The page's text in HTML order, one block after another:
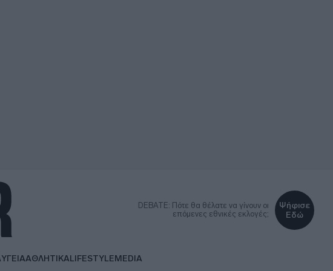
DEBATE: Πότε θα θέλατε να γίνουν οι
επόμενες εθνικές εκλογές;
Ψήφισε
Εδώ
ΥΓΕΙΑΑΘΛΗΤΙΚΑLIFESTYLEMEDIA